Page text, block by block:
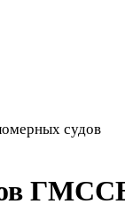
судов